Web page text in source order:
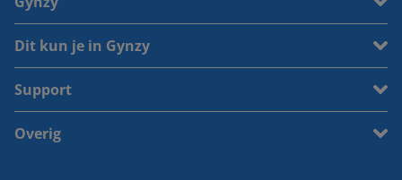
Dit kun je in Gynzy
Support
Overig